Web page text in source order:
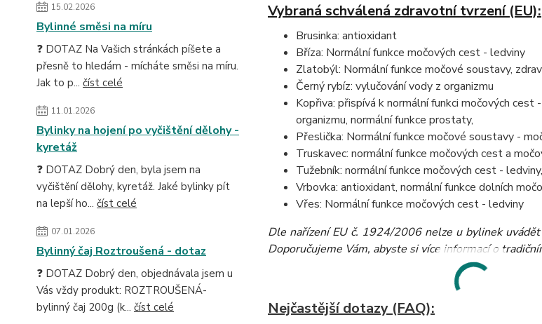
15.02.2026
Bylinné směsi na míru
❓ DOTAZ Na Vašich stránkách píšete a
přesně to hledám - mícháte směsi na míru.
Jak to p... číst celé
11.01.2026
Bylinky na hojení po vyčištění dělohy -
kyretáž
❓ DOTAZ Dobrý den, byla jsem na
vyčištění dělohy, kyretáž. Jaké bylinky pít
na lepší ho... číst celé
07.01.2026
Bylinný čaj Roztroušená - dotaz
❓ DOTAZ Dobrý den, objednávala jsem u
Vás vždy produkt: ROZTROUŠENÁ-
bylinný čaj 200g (k... číst celé
Vybraná schválená zdravotní tvrzení (EU):
Brusinka: antioxidant
Bříza: Normální funkce močových cest - ledviny
Zlatobýl: Normální funkce močové soustavy,
Černý rybíz: vylučování vody z organizmu
Kopřiva: přispívá k normální funkci močových
organizmu, normální funkce prostaty,
Přeslička: Normální funkce močové soustavy -
Truskavec: normální funkce močových cest a
Tužebník: normální funkce močových cest -
Vrbovka: antioxidant, normální funkce dolních
Vřes: Normální funkce močových cest - ledviny
Dle nařízení EU č. 1924/2006 nelze u bylinek
Doporučujeme Vám, abyste si více informací o
Nejčastější dotazy (FAQ):